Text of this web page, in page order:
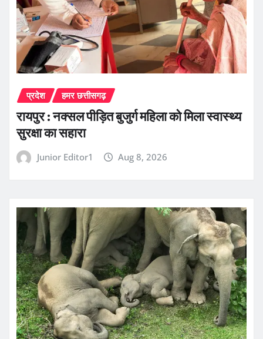
प्रदेश हमर छत्तीसगढ़
रायपुर : नक्सल पीड़ित बुजुर्ग महिला को मिला स्वास्थ्य
सुरक्षा का सहारा
Junior Editor1 Aug 8, 2026